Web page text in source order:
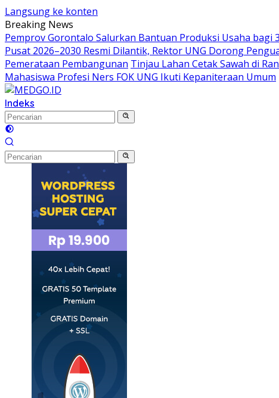
Langsung ke konten
Breaking News
Pemprov Gorontalo Salurkan Bantuan Produksi Usaha
Pusat 2026–2030 Resmi Dilantik, Rektor UNG Dorong
Pemerataan Pembangunan Tinjau Lahan Cetak Sawah di
Mahasiswa Profesi Ners FOK UNG Ikuti Kepaniteraan Umum
Indeks